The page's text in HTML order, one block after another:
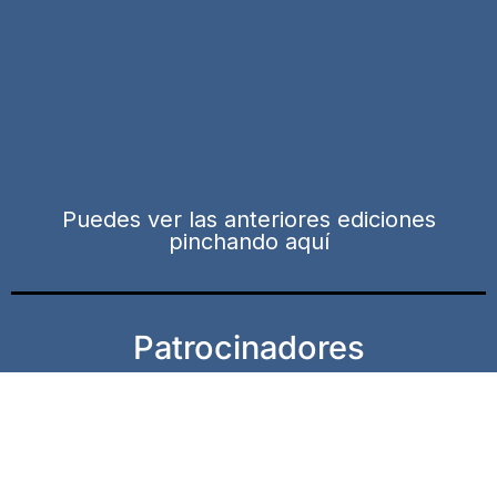
Puedes ver las anteriores ediciones
pinchando aquí
Patrocinadores